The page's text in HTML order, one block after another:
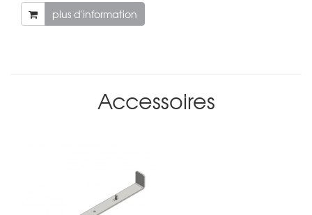
plus d'information
Accessoires